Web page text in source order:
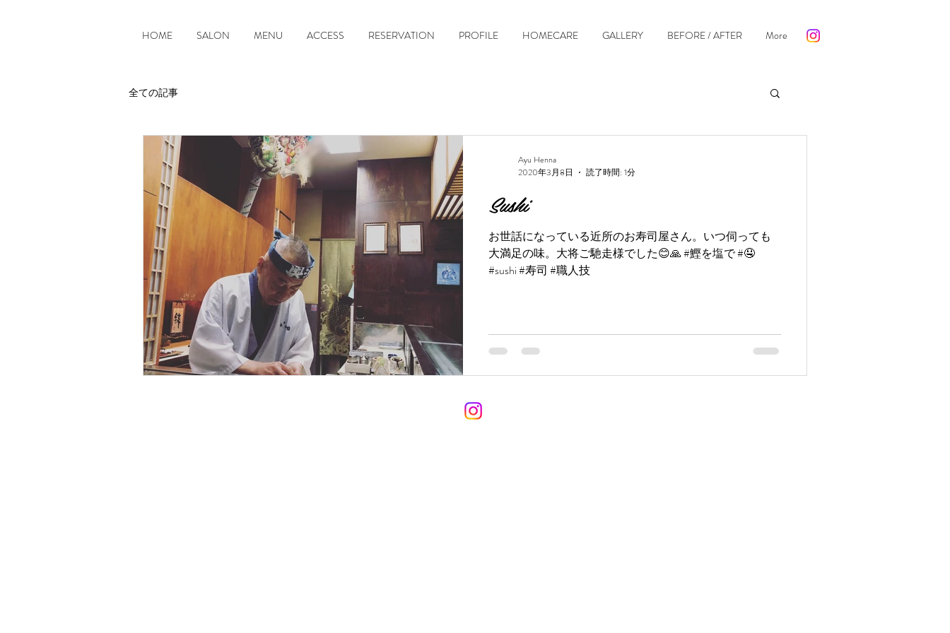
HOME SALON MENU ACCESS RESERVATION PROFILE HOMECARE GALLERY BEFORE / AFTER More
全ての記事
Sushi
お世話になっている近所のお寿司屋さん。いつ伺っても
大満足の味。大将ご馳走様でした😊🙏 #鰹を塩で #🤤
#sushi #寿司 #職人技
Ayu Henna
2020年3月8日
読了時間: 1分